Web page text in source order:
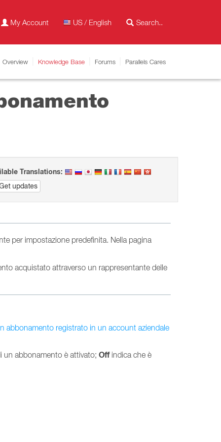
My Account US / English
Overview Knowledge Base Forums Parallels Cares
Translations:
updates
per impostazione predefinita. Nella pagina
acquistato attraverso un rappresentante delle
abbonamento registrato in un account aziendale
un abbonamento è attivato; Offindica che è